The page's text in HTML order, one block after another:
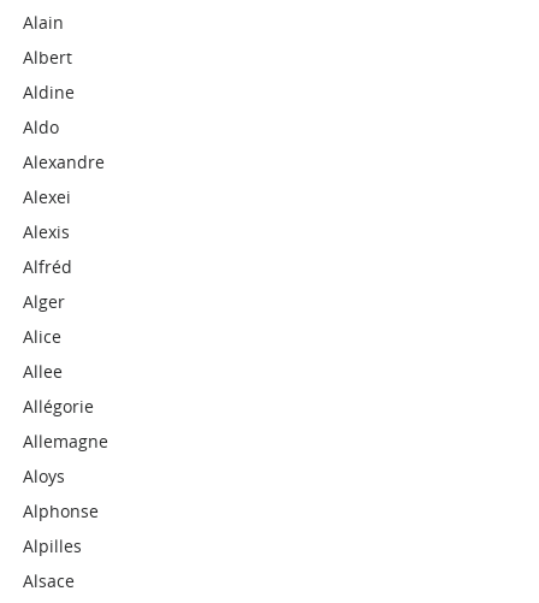
Alain
Albert
Aldine
Aldo
Alexandre
Alexei
Alexis
Alfréd
Alger
Alice
Allee
Allégorie
Allemagne
Aloys
Alphonse
Alpilles
Alsace